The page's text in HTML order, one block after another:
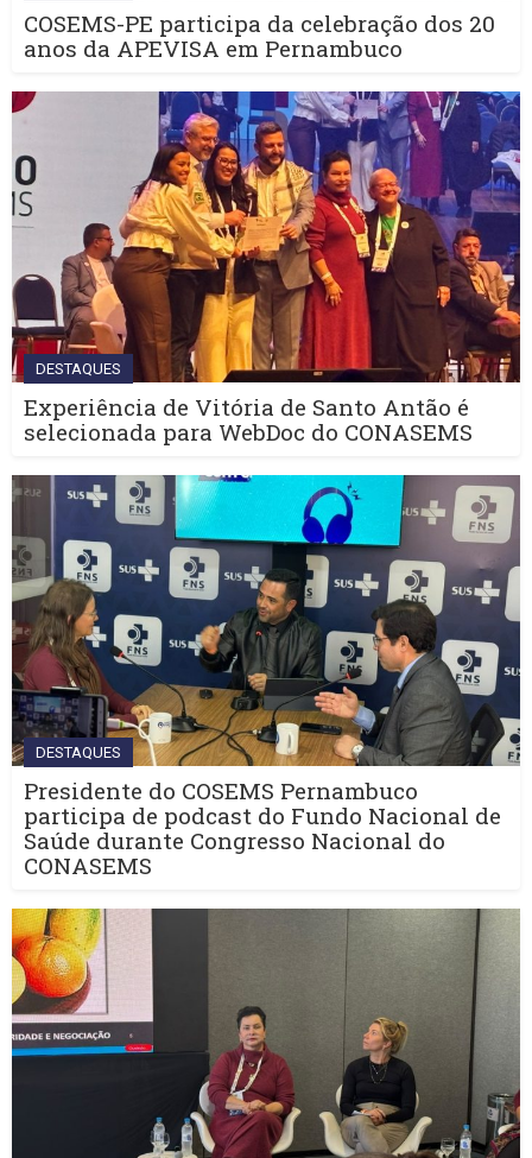
COSEMS-PE participa da celebração dos 20
anos da APEVISA em Pernambuco
DESTAQUES
Experiência de Vitória de Santo Antão é
selecionada para WebDoc do CONASEMS
DESTAQUES
Presidente do COSEMS Pernambuco
participa de podcast do Fundo Nacional de
Saúde durante Congresso Nacional do
CONASEMS